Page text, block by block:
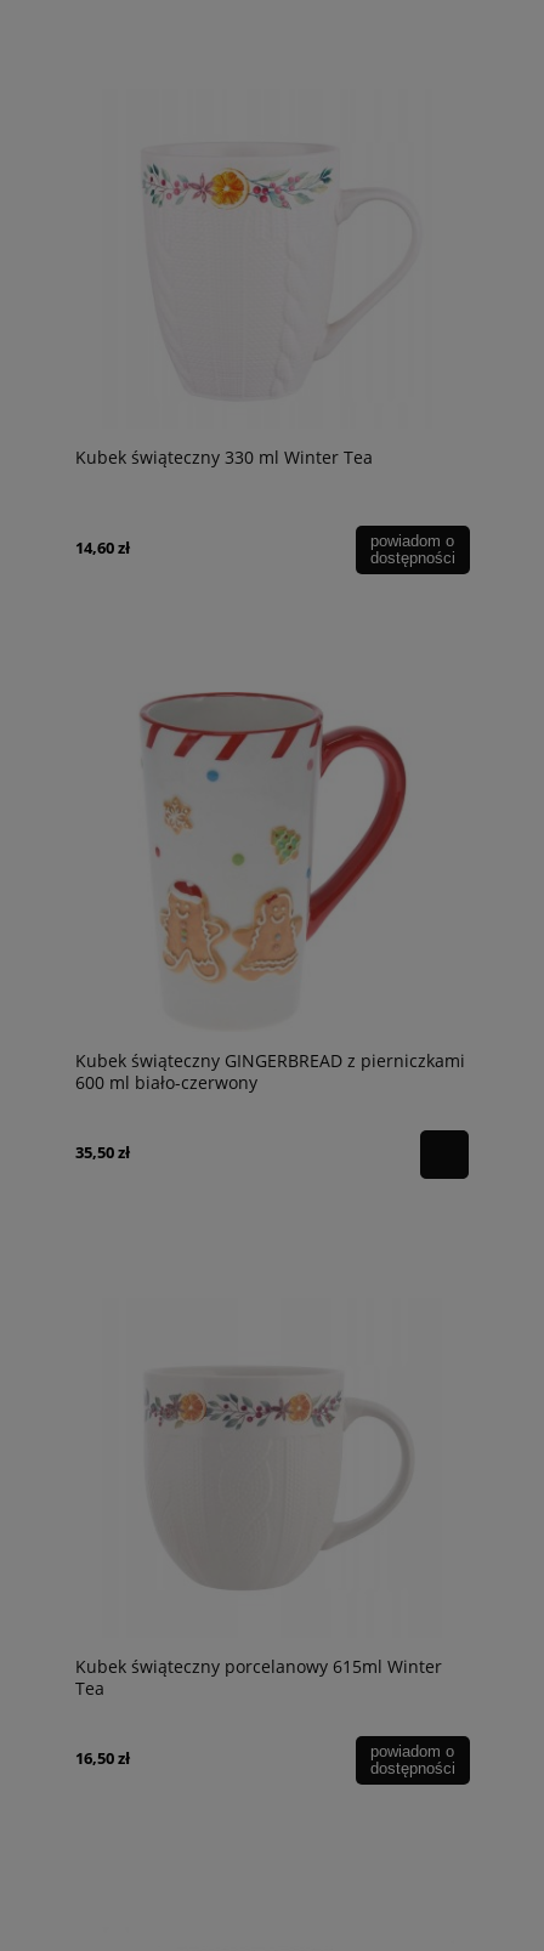
Kubek świąteczny 330 ml Winter Tea
14,60 zł
powiadom o
dostępności
Kubek świąteczny GINGERBREAD z pierniczkami
600 ml biało-czerwony
35,50 zł
Kubek świąteczny porcelanowy 615ml Winter
Tea
16,50 zł
powiadom o
dostępności